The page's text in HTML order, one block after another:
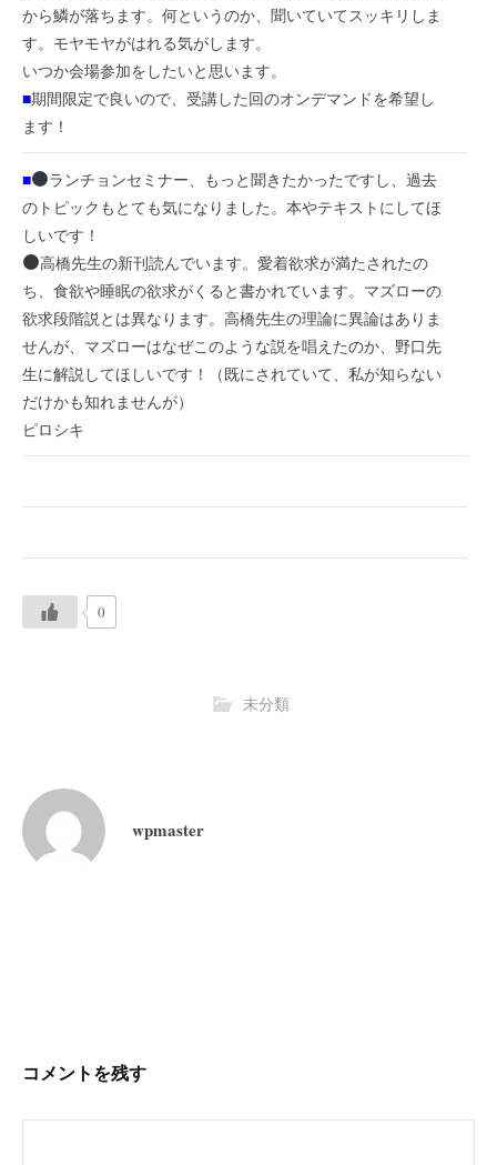
から鱗が落ちます。何というのか、聞いていてスッキリしま
す。モヤモヤがはれる気がします。
いつか会場参加をしたいと思います。
■期間限定で良いので、受講した回のオンデマンドを希望し
ます！
■
ランチョンセミナー、もっと聞きたかったですし、過去
のトピックもとても気になりました。本やテキストにしてほ
しいです！
高橋先生の新刊読んでいます。愛着欲求が満たされたの
ち、食欲や睡眠の欲求がくると書かれています。マズローの
欲求段階説とは異なります。高橋先生の理論に異論はありま
せんが、マズローはなぜこのような説を唱えたのか、野口先
生に解説してほしいです！（既にされていて、私が知らない
だけかも知れませんが）
ピロシキ
0
未分類
wpmaster
ゲ
ー
コメントを残す